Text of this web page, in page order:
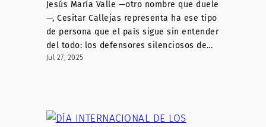
Jesús María Valle —otro nombre que duele
—, Cesitar Callejas representa ha ese tipo
de persona que el país sigue sin entender
del todo: los defensores silenciosos de…
Jul 27, 2025